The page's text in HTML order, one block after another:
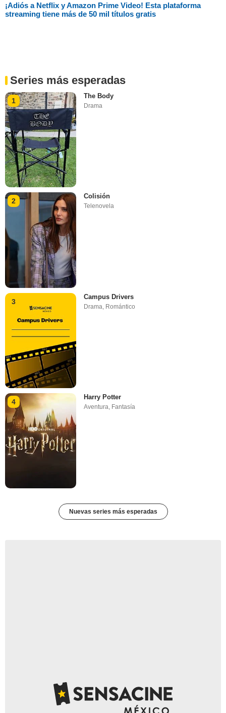
¡Adiós a Netflix y Amazon Prime Video! Esta plataforma
streaming tiene más de 50 mil títulos gratis
Series más esperadas
1
The Body
Drama
2
Colisión
Telenovela
3
Campus Drivers
Drama Romántico
4
Harry Potter
Aventura, Fantasía
Nuevas series más esperadas